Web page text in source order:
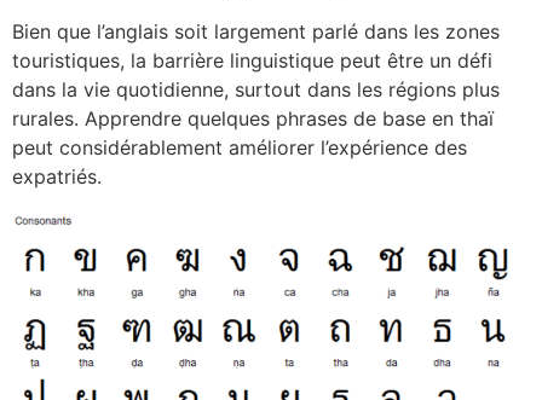
Bien que l’anglais soit largement parlé dans les zones
touristiques, la barrière linguistique peut être un défi
dans la vie quotidienne, surtout dans les régions plus
rurales. Apprendre quelques phrases de base en thaï
peut considérablement améliorer l’expérience des
expatriés.